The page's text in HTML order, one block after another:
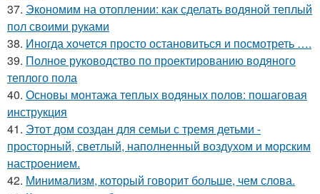
37. Экономим на отоплении: как сделать водяной теплый
пол своими руками
38. Иногда хочется просто остановиться и посмотреть ….
39. Полное руководство по проектированию водяного
теплого пола
40. Основы монтажа теплых водяных полов: пошаговая
инструкция
41. Этот дом создан для семьи с тремя детьми -
просторный, светлый, наполненный воздухом и морским
настроением.
42. Минимализм, который говорит больше, чем слова.